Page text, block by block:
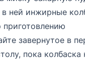
в ней инжирные
завернутое в
пока колбаска